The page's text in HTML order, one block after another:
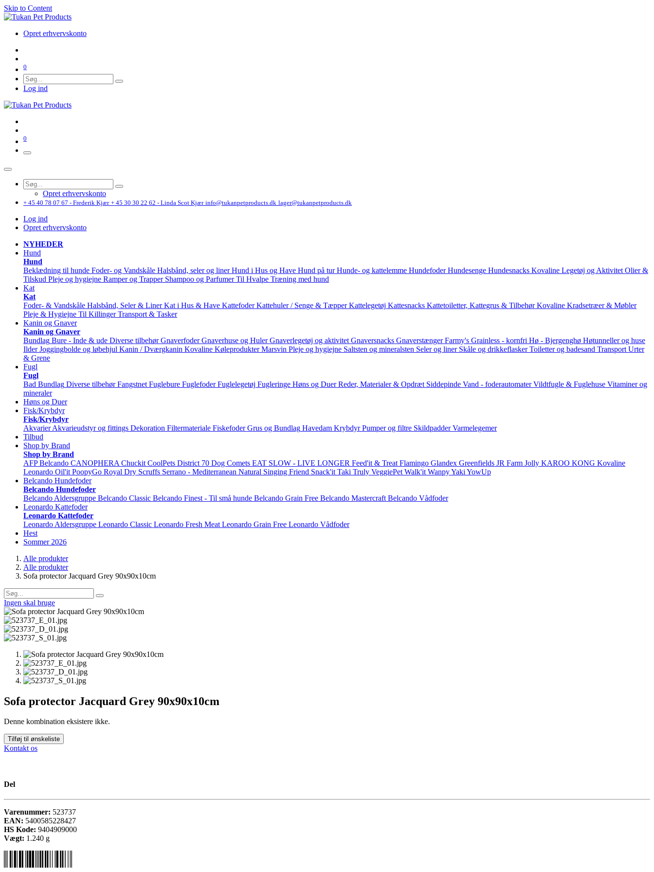
Skip to Content
Opret erhvervskonto
0
Log ind
0
Opret erhvervskonto
+ 45 40 78 07 67 - Frederik Kjær + 45 30 30 22 62 - Linda Scot Kjær info@tukanpetproducts.dk lager@tukanpetproducts.dk
Log ind
Opret erhvervskonto
NYHEDER
Hund
Hund
Beklædning til hunde Foder- og Vandskåle Halsbånd, seler og liner Hund i Hus og Have Hund på tur Hunde- og kattelemme Hundefoder Hundesenge Hundesnacks Kovaline Legetøj og Aktivitet Olier &
Tilskud Pleje og hygiejne Ramper og Trapper Shampoo og Parfumer Til Hvalpe Træning med hund
Kat
Kat
Foder- & Vandskåle Halsbånd, Seler & Liner Kat i Hus & Have Kattefoder Kattehuler / Senge & Tæpper Kattelegetøj Kattesnacks Kattetoiletter, Kattegrus & Tilbehør Kovaline Kradsetræer & Møbler
Pleje & Hygiejne Til Killinger Transport & Tasker
Kanin og Gnaver
Kanin og Gnaver
Bundlag Bure - Inde & ude Diverse tilbehør Gnaverfoder Gnaverhuse og Huler Gnaverlegetøj og aktivitet Gnaversnacks Gnaverstænger Farmy's Grainless - kornfri Hø - Bjergenghø Høtunneller og huse
Ilder Joggingbolde og løbehjul Kanin / Dværgkanin Kovaline Køleprodukter Marsvin Pleje og hygiejne Saltsten og mineralsten Seler og liner Skåle og drikkeflasker Toiletter og badesand Transport Urter
& Grene
Fugl
Fugl
Bad Bundlag Diverse tilbehør Fangstnet Fuglebure Fuglefoder Fuglelegetøj Fugleringe Høns og Duer Reder, Materialer & Opdræt Siddepinde Vand - foderautomater Vildtfugle & Fuglehuse Vitaminer og
mineraler
Høns og Duer
Fisk/Krybdyr
Fisk/Krybdyr
Akvarier Akvarieudstyr og fittings Dekoration Filtermateriale Fiskefoder Grus og Bundlag Havedam Krybdyr Pumper og filtre Skildpadder Varmelegemer
Tilbud
Shop by Brand
Shop by Brand
AFP Belcando CANOPHERA Chuckit CoolPets District 70 Dog Comets EAT SLOW - LIVE LONGER Feed'it & Treat Flamingo Glandex Greenfields JR Farm Jolly KAROO KONG Kovaline
Leonardo Oil'it PoopyGo Royal Dry Scruffs Serrano - Mediterranean Natural Singing Friend Snack'it Taki Truly VeggiePet Walk'it WanpyYaki YowUp
Belcando Hundefoder
Belcando Hundefoder
Belcando Aldersgruppe Belcando Classic Belcando Finest - Til små hunde Belcando Grain Free Belcando Mastercraft Belcando Vådfoder
Leonardo Kattefoder
Leonardo Kattefoder
Leonardo Aldersgruppe Leonardo Classic Leonardo Fresh Meat Leonardo Grain Free Leonardo Vådfoder
Hest
Sommer 2026
Alle produkter
Alle produkter
Sofa protector Jacquard Grey 90x90x10cm
Ingen skal bruge
Sofa protector Jacquard Grey 90x90x10cm
Denne kombination eksistere ikke.
Tilføj til ønskeliste
Kontakt os
Del
Varenummer: 523737
EAN: 5400585228427
HS Kode: 9404909000
Vægt: 1.240 g